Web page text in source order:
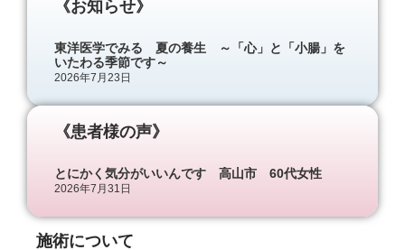
《お知らせ》
東洋医学でみる 夏の養生 ～「心」と「小腸」を
いたわる季節です～
2026年7月23日
《患者様の声》
とにかく気分がいいんです 高山市 60代女性
2026年7月31日
施術について